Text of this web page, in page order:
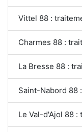
Vittel 88 :
Charmes 88 :
La Bresse 88 :
Saint-Nabord 88
Le Val-d'Ajol 88